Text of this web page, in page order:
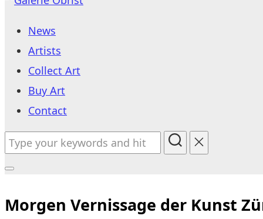
content
News
Artists
Collect Art
Buy Art
Contact
Search
sidebar
Morgen Vernissage der Kunst